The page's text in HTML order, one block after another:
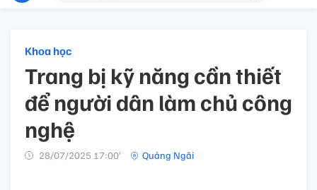
Khoa học
Trang bị kỹ năng cần thiết
để người dân làm chủ công
nghệ
28/07/2025 17:00’ Quảng Ngãi